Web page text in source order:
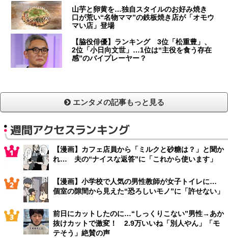
山芋と卵黄を…独自スタイルのお好み焼き
口が荒い“名物ママ”の鉄板焼き店が「オモウ
マい店」登場
【脇役俳優】ランキング 3位「松重豊」、
2位「小日向文世」…1位は“主役を食う存在
感”のバイプレーヤー？
エンタメの記事もっと見る
週間アクセスランキング
【漫画】カフェ店員から「ミルクと砂糖は？」と聞か
れ… 夫の“ナイスな返答”に「これから使います」
【漫画】小学校で人気の男性教師が女子トイレに…
個室の隙間から見えた“恐ろしいモノ”に「許せない」
前日にカットしたのに…“しっくりこない”男性→あか
抜けカットで激変！ 2.9万いいね「別人やん」「モ
テそう」絶賛の声